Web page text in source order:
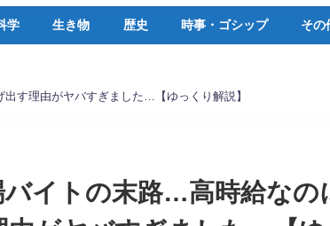
学 生き物 歴史 時事・ゴシップ その
す理由がヤバすぎました…【ゆっくり解説】
バイトの末路…高時給なの